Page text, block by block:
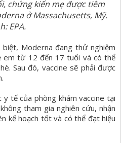
chứng kiến mẹ được tiêm
ở Massachusetts, Mỹ.
EPA.
Moderna đang thử nghiệm
em từ 12 đến 17 tuổi và có thể
Sau đó, vaccine sẽ phải được
y tế của phòng khám vaccine tại
tham gia nghiên cứu, nhận
kế hoạch tốt và có thể đạt hiệu